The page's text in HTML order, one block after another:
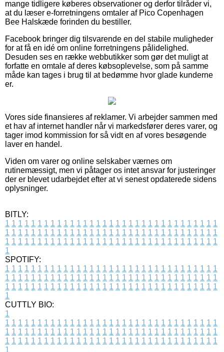
mange tidligere køberes observationer og derfor tilråder vi,
at du læser e-forretningens omtaler af Pico Copenhagen
Bee Halskæde forinden du bestiller.
Facebook bringer dig tilsvarende en del stabile muligheder
for at få en idé om online forretningens pålidelighed.
Desuden ses en række webbutikker som gør det muligt at
forfatte en omtale af deres købsoplevelse, som på samme
måde kan tages i brug til at bedømme hvor glade kunderne
er.
Vores side finansieres af reklamer. Vi arbejder sammen med
et hav af internet handler når vi markedsfører deres varer, og
tager imod kommission for så vidt en af vores besøgende
laver en handel.
Viden om varer og online selskaber værnes om
rutinemæssigt, men vi påtager os intet ansvar for justeringer
der er blevet udarbejdet efter at vi senest opdaterede sidens
oplysninger.
BITLY:
1 1 1 1 1 1 1 1 1 1 1 1 1 1 1 1 1 1 1 1 1 1 1 1 1 1 1 1 1 1 1 1 1
1 1 1 1 1 1 1 1 1 1 1 1 1 1 1 1 1 1 1 1 1 1 1 1 1 1 1 1 1 1 1 1 1
1 1 1 1 1 1 1 1 1 1 1 1 1 1 1 1 1 1 1 1 1 1 1 1 1 1 1 1 1 1 1 1 1
1
SPOTIFY:
1 1 1 1 1 1 1 1 1 1 1 1 1 1 1 1 1 1 1 1 1 1 1 1 1 1 1 1 1 1 1 1 1
1 1 1 1 1 1 1 1 1 1 1 1 1 1 1 1 1 1 1 1 1 1 1 1 1 1 1 1 1 1 1 1 1
1 1 1 1 1 1 1 1 1 1 1 1 1 1 1 1 1 1 1 1 1 1 1 1 1 1 1 1 1 1 1 1 1
1
CUTTLY BIO:
1
1 1 1 1 1 1 1 1 1 1 1 1 1 1 1 1 1 1 1 1 1 1 1 1 1 1 1 1 1 1 1 1 1
1 1 1 1 1 1 1 1 1 1 1 1 1 1 1 1 1 1 1 1 1 1 1 1 1 1 1 1 1 1 1 1 1
1 1 1 1 1 1 1 1 1 1 1 1 1 1 1 1 1 1 1 1 1 1 1 1 1 1 1 1 1 1 1 1 1
1